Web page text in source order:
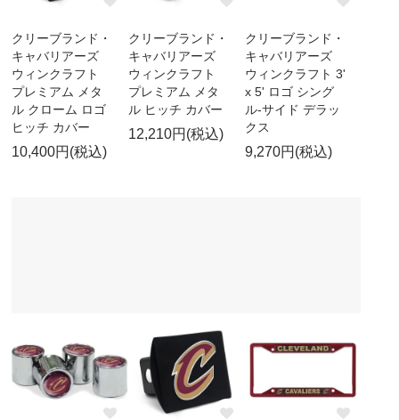
クリーブランド・
キャバリアーズ
ウィンクラフト
プレミアム メタ
ル クローム ロゴ
ヒッチ カバー
10,400円(税込)
クリーブランド・
キャバリアーズ
ウィンクラフト
プレミアム メタ
ル ヒッチ カバー
12,210円(税込)
クリーブランド・
キャバリアーズ
ウィンクラフト 3'
x 5' ロゴ シング
ル-サイド デラッ
クス
9,270円(税込)